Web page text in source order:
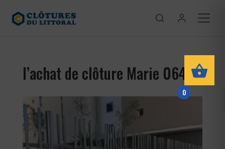
l’achat de clôture Marie 06420
0